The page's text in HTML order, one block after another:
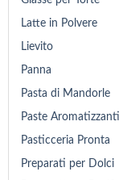
Latte in Polvere
Lievito
Panna
Pasta di Mandorle
Paste Aromatizzanti
Pasticceria Pronta
Preparati per Dolci